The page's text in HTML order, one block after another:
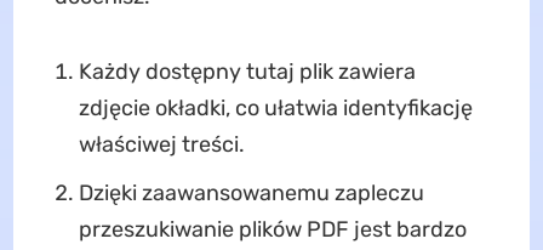
Każdy dostępny tutaj plik zawiera
zdjęcie okładki, co ułatwia identyfikację
właściwej treści.
Dzięki zaawansowanemu zapleczu
przeszukiwanie plików PDF jest bardzo